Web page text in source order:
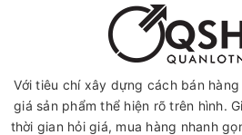
Với tiêu chí xây dựng cách bán
giá sản phẩm thể hiện rõ trên hình.
thời gian hỏi giá, mua hàng nhanh